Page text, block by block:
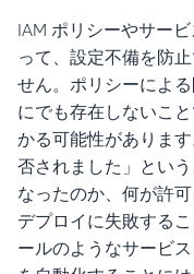
IAM ポリシーやサー
って、設定不備を防
せん。ポリシーによ
にでも存在しないこ
かる可能性がありま
否されました」とい
なったのか、何が許
デプロイに失敗する
ールのようなサービ